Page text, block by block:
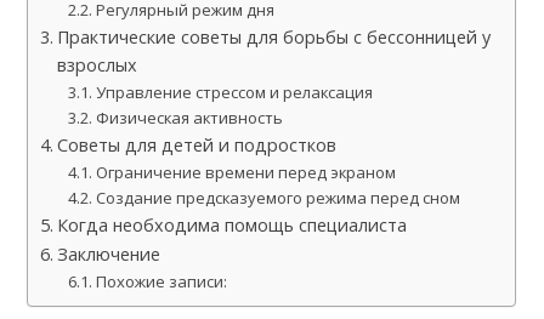
Регулярный режим дня
Практические советы для борьбы с бессонницей у
взрослых
Управление стрессом и релаксация
Физическая активность
Советы для детей и подростков
Ограничение времени перед экраном
Создание предсказуемого режима перед сном
Когда необходима помощь специалиста
Заключение
Похожие записи: